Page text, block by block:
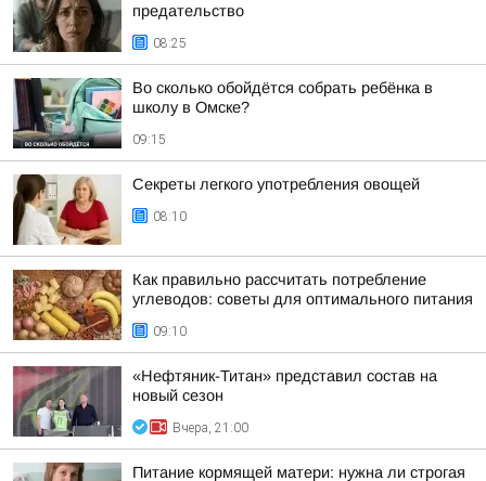
предательство
08:25
Во сколько обойдётся собрать ребёнка в
школу в Омске?
09:15
Секреты легкого употребления овощей
08:10
Как правильно рассчитать потребление
углеводов: советы для оптимального питания
09:10
«Нефтяник-Титан» представил состав на
новый сезон
Вчера, 21:00
Питание кормящей матери: нужна ли строгая